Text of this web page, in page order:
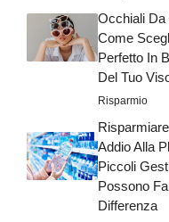
Occhiali Da
Come
Perfetto In
Del Tuo
Risparmio
Addio Alla
Piccoli
Possono
Differenza